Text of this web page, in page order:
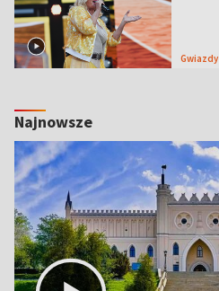
Gwiazdy
Najnowsze